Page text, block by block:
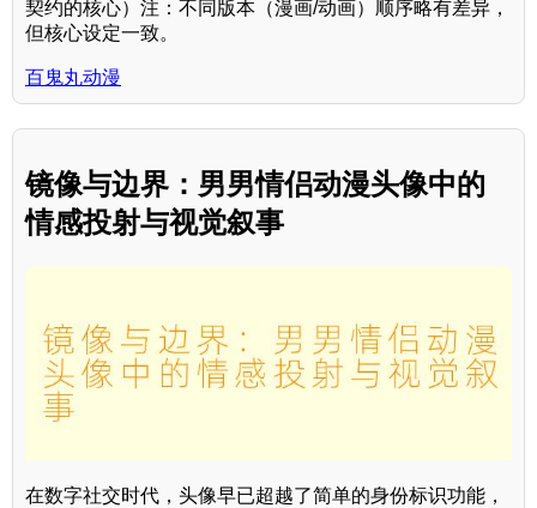
契约的核心）注：不同版本（漫画/动画）顺序略有差异，
但核心设定一致。
百鬼丸动漫
镜像与边界：男男情侣动漫头像中的
情感投射与视觉叙事
在数字社交时代，头像早已超越了简单的身份标识功能，